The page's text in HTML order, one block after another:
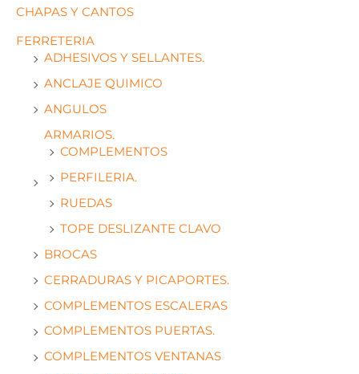
CHAPAS Y CANTOS
FERRETERIA
ADHESIVOS Y SELLANTES.
ANCLAJE QUIMICO
ANGULOS
ARMARIOS.
COMPLEMENTOS
PERFILERIA.
RUEDAS
TOPE DESLIZANTE CLAVO
BROCAS
CERRADURAS Y PICAPORTES.
COMPLEMENTOS ESCALERAS
COMPLEMENTOS PUERTAS.
COMPLEMENTOS VENTANAS